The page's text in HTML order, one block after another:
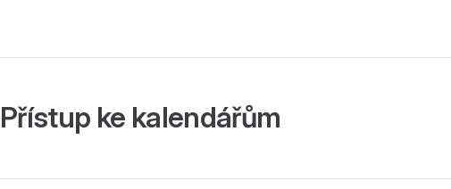
Přístup ke kalendářům